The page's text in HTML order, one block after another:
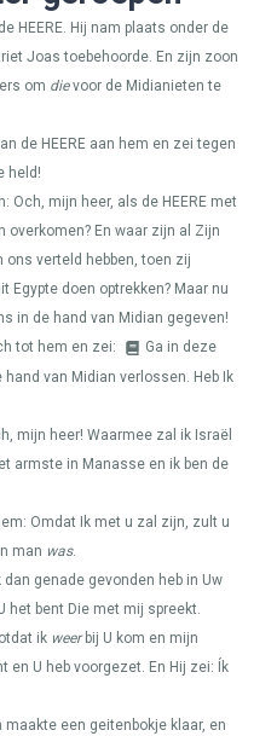
HEERE. Hij nam plaats onder de
Joas toebehoorde. En zijn zoon
om dievoor de Midianieten te
de HEERE aan hem en zei tegen
held!
Och, mijn heer, als de HEERE met
En waar zijn al Zijn
ons verteld hebben, toen zij
Egypte doen optrekken? Maar nu
in de hand van Midian gegeven!
tot hem en zei:
Ga in deze
van Midian verlossen. Heb Ik
mijn heer! Waarmee zal ik Israël
armste in Manasse en ik ben de
Omdat Ik met u zal zijn, zult u
man was.
genade gevonden heb in Uw
het bent Die met mij spreekt.
ik weerbij U kom en mijn
en U heb voorgezet. En Hij zei: Ík
maakte een geitenbokje klaar, en